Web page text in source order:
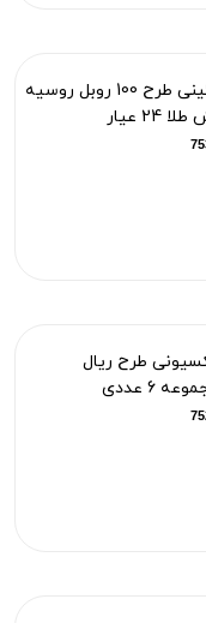
اسکناس تزئینی طرح 100 روبل روسیه
عیار
طرح ریال
6 عددی